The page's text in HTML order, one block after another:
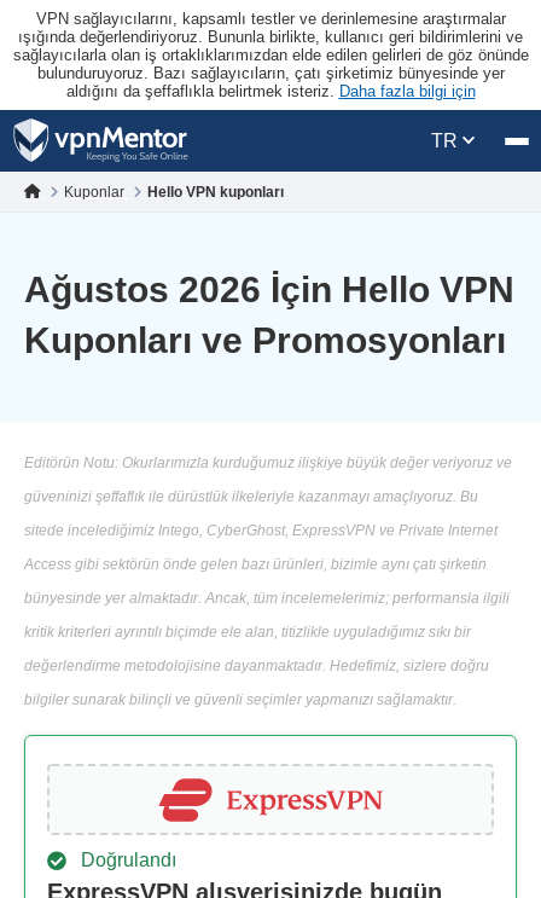
VPN sağlayıcılarını, kapsamlı testler ve derinlemesine araştırmalar
ışığında değerlendiriyoruz. Bununla birlikte, kullanıcı geri bildirimlerini ve
sağlayıcılarla olan iş ortaklıklarımızdan elde edilen gelirleri de göz önünde
bulunduruyoruz. Bazı sağlayıcıların, çatı şirketimiz bünyesinde yer
aldığını da şeffaflıkla belirtmek isteriz. Daha fazla bilgi için
TR
Kuponlar Hello VPN kuponları
Ağustos 2026 İçin Hello VPN
Kuponları ve Promosyonları
Editörün Notu: Okurlarımızla kurduğumuz ilişkiye büyük değer veriyoruz ve
güveninizi şeffaflık ile dürüstlük ilkeleriyle kazanmayı amaçlıyoruz. Bu
sitede incelediğimiz Intego, CyberGhost, ExpressVPN ve Private Internet
Access gibi sektörün önde gelen bazı ürünleri, bizimle aynı çatı şirketin
bünyesinde yer almaktadır. Ancak, tüm incelemelerimiz; performansla ilgili
kritik kriterleri ayrıntılı biçimde ele alan, titizlikle uyguladığımız sıkı bir
değerlendirme metodolojisine dayanmaktadır. Hedefimiz, sizlere doğru
bilgiler sunarak bilinçli ve güvenli seçimler yapmanızı sağlamaktır.
Doğrulandı
ExpressVPN alışverişinizde bugün